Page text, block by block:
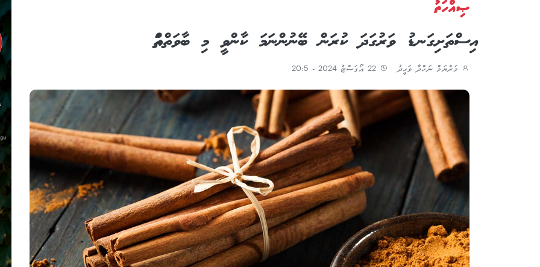
ޞިއްހަތު
އިސްތަށިގަނޑު ވަރުގަދަ ކުރަން ބޭނުންނަމަ ކާންވީ މި ބާވަތްތައް
މަރްޔަމް ނަހްދާ ވަޙީދު